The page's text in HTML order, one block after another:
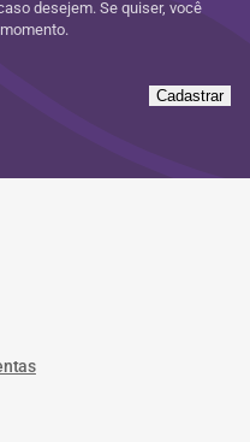
desejem. Se quiser, você
Cadastrar